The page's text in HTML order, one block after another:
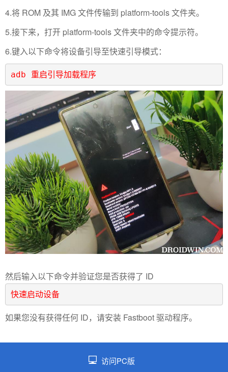
4.将 ROM 及其 IMG 文件传输到 platform-tools 文件夹。
5.接下来，打开 platform-tools 文件夹中的命令提示符。
6.键入以下命令将设备引导至快速引导模式：
adb 重启引导加载程序
然后输入以下命令并验证您是否获得了 ID
快速启动设备
如果您没有获得任何 ID，请安装 Fastboot 驱动程序。
访问PC版